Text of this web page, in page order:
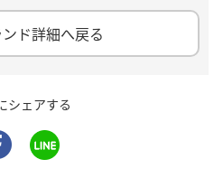
ド詳細へ戻る
シェアする